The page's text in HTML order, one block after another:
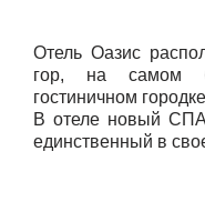
Отель Оазис
гор, на самом
гостиничном
В отеле новый
единственный в